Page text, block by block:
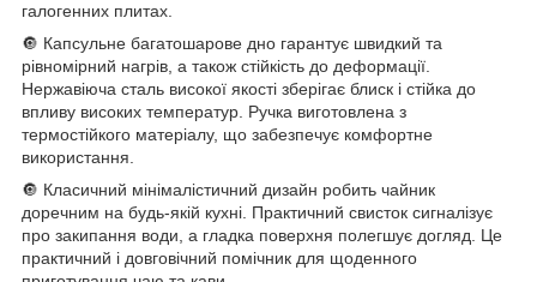
галогенних плитах.
🔘 Капсульне багатошарове дно гарантує швидкий та
рівномірний нагрів, а також стійкість до деформації.
Нержавіюча сталь високої якості зберігає блиск і стійка до
впливу високих температур. Ручка виготовлена з
термостійкого матеріалу, що забезпечує комфортне
використання.
🔘 Класичний мінімалістичний дизайн робить чайник
доречним на будь-якій кухні. Практичний свисток сигналізує
про закипання води, а гладка поверхня полегшує догляд. Це
практичний і довговічний помічник для щоденного